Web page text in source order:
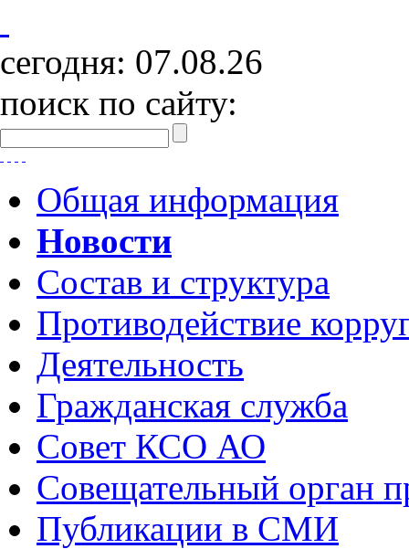
сегодня: 07.08.26
поиск по сайту:
Общая информация
Новости
Состав и структура
Противодействие
Деятельность
Гражданская служба
Совет КСО АО
Совещательный орган
Публикации в СМИ